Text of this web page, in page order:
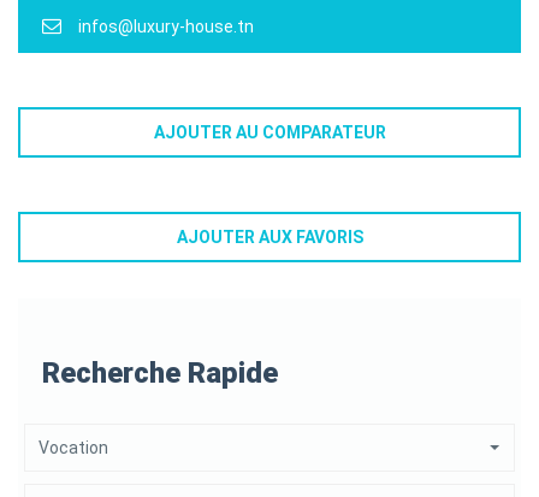
infos@luxury-house.tn
AJOUTER AU COMPARATEUR
AJOUTER AUX FAVORIS
Recherche Rapide
Vocation